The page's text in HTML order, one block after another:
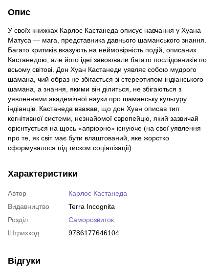
Опис
У своїх книжках Карлос Кастанеда описує навчання у Хуана
Матуса — мага, представника давнього шаманського знання.
Багато критиків вказують на неймовірність подій, описаних
Кастанедою, але його ідеї завоювали багато послідовників по
всьому світові. Дон Хуан Кастанеди уявляє собою мудрого
шамана, чий образ не збігається зі стереотипом індіанського
шамана, а знання, якими він ділиться, не збігаються з
уявленнями академічної науки про шаманську культуру
індіанців. Кастанеда вважав, що дон Хуан описав тип
когнітивної системи, незнайомої європейцю, який зазвичай
орієнтується на щось «апріорно» існуюче (на свої уявлення
про те, як світ має бути влаштований, яке жорстко
сформувалося під тиском соціалізації).
Характеристики
Автор
Карлос Кастанеда
Видавництво
Terra Incognita
Розділ
Саморозвиток
Штрихкод
9786177646104
Відгуки